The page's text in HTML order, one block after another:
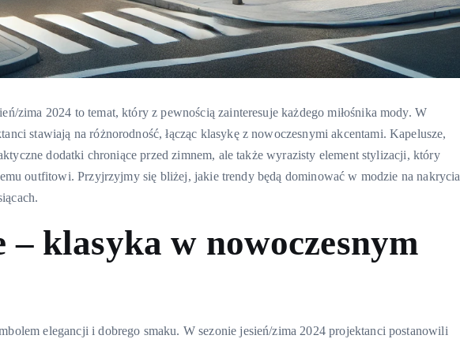
zima 2024 to temat, który z pewnością zainteresuje każdego miłośnika mody. W
stawiają na różnorodność, łącząc klasykę z nowoczesnymi akcentami. Kapelusze,
dodatki chroniące przed zimnem, ale także wyrazisty element stylizacji, który
outfitowi. Przyjrzyjmy się bliżej, jakie trendy będą dominować w modzie na nakrycia
– klasyka w nowoczesnym
elegancji i dobrego smaku. W sezonie jesień/zima 2024 projektanci postanowili